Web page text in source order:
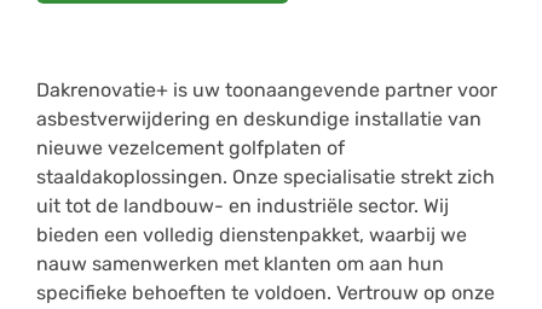
Dakrenovatie+ is uw toonaangevende partner voor
asbestverwijdering en deskundige installatie van
nieuwe vezelcement golfplaten of
staaldakoplossingen. Onze specialisatie strekt zich
uit tot de landbouw- en industriële sector. Wij
bieden een volledig dienstenpakket, waarbij we
nauw samenwerken met klanten om aan hun
specifieke behoeften te voldoen. Vertrouw op onze